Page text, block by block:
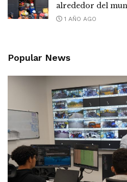
alrededor del
1 AÑO AGO
Popular News